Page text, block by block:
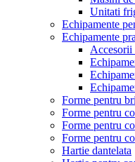
Unitati
Echipamente
Echipamente
Accesorii
Forme pentru
Forme pentru
Forme pentru
Forme pentru
Hartie dantelata